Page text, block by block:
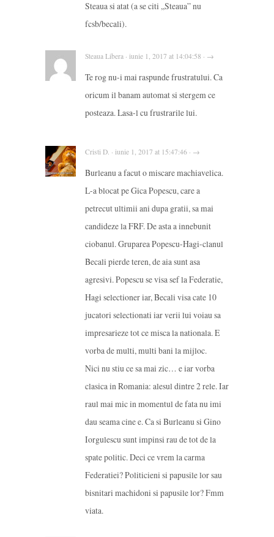
Steaua si atat (a se citi ,,Steaua” nu
fcsb/becali).
Steaua Libera · iunie 1, 2017 at 14:04:58 · →
Te rog nu-i mai raspunde frustratului. Ca
oricum il banam automat si stergem ce
posteaza. Lasa-l cu frustrarile lui.
Cristi D. · iunie 1, 2017 at 15:47:46 · →
Burleanu a facut o miscare machiavelica.
L-a blocat pe Gica Popescu, care a
petrecut ultimii ani dupa gratii, sa mai
candideze la FRF. De asta a innebunit
ciobanul. Gruparea Popescu-Hagi-clanul
Becali pierde teren, de aia sunt asa
agresivi. Popescu se visa sef la Federatie,
Hagi selectioner iar, Becali visa cate 10
jucatori selectionati iar verii lui voiau sa
impresarieze tot ce misca la nationala. E
vorba de multi, multi bani la mijloc.
Nici nu stiu ce sa mai zic… e iar vorba
clasica in Romania: alesul dintre 2 rele. Iar
raul mai mic in momentul de fata nu imi
dau seama cine e. Ca si Burleanu si Gino
Iorgulescu sunt impinsi rau de tot de la
spate politic. Deci ce vrem la carma
Federatiei? Politicieni si papusile lor sau
bisnitari machidoni si papusile lor? Fmm
viata.